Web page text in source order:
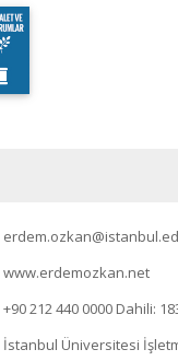
www.erdemozkan.net
+90 212 440 0000 Dahili:
İstanbul Üniversitesi